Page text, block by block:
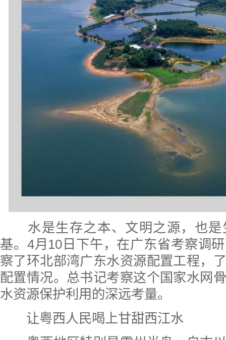
水是生存之本、文明之源，也是
基。4月10日下午，在广东省考察调
察了环北部湾广东水资源配置工程，
配置情况。总书记考察这个国家水网
水资源保护利用的深远考量。
让粤西人民喝上甘甜西江水